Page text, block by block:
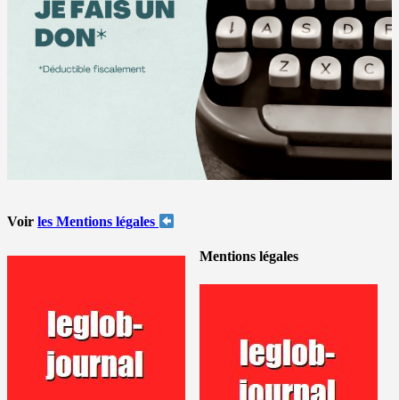
Voir les Mentions légales
Mentions légales